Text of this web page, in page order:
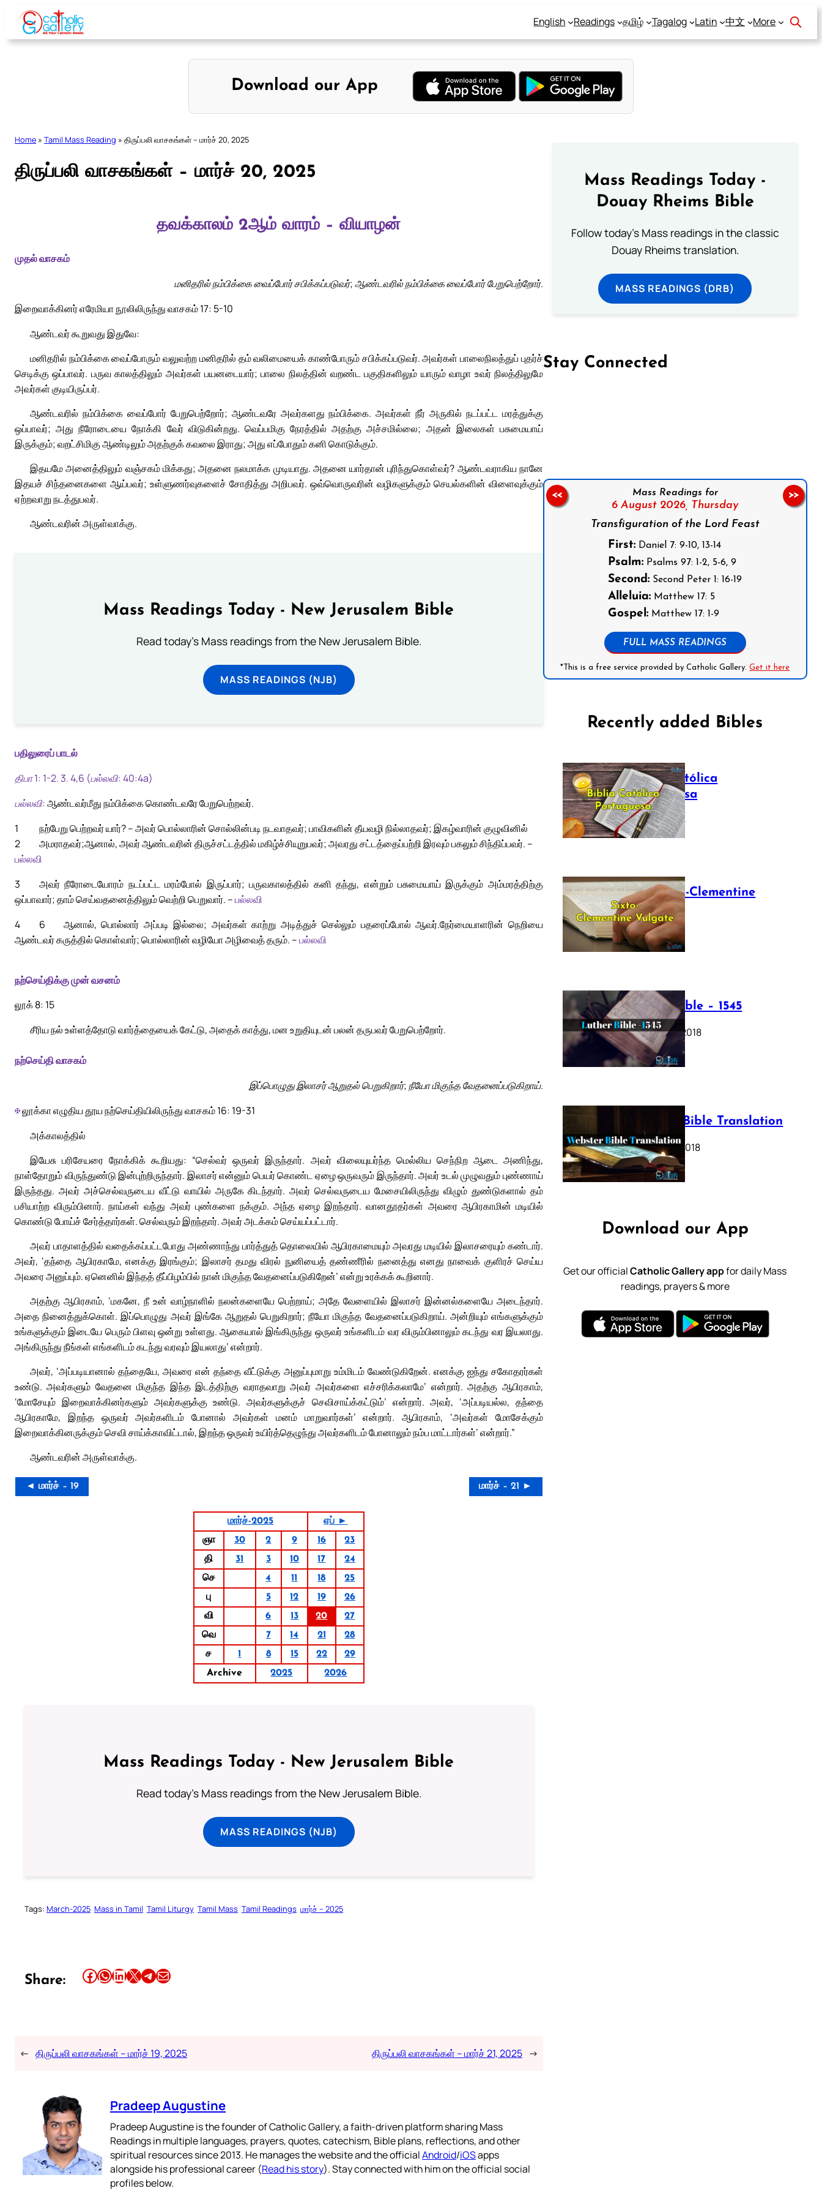
Skip
content
English Readings தமிழ் Tagalog Latin 中文 More
Download our App
Home » Tamil Mass Reading » திருப்பலி வாசகங்கள் – மார்ச் 20, 2025
திருப்பலி வாசகங்கள் – மார்ச் 20, 2025
தவக்காலம் 2ஆம் வாரம் – வியாழன்
முதல் வாசகம்
மனிதரில் நம்பிக்கை வைப்போர் சபிக்கப்படுவர்; ஆண்டவரில் நம்பிக்கை வைப்போர் பேறுபெற்றோர்.
இறைவாக்கினர் எரேமியா நூலிலிருந்து வாசகம் 17: 5-10
ஆண்டவர் கூறுவது இதுவே:
மனிதரில் நம்பிக்கை வைப்போரும் வலுவற்ற மனிதரில் தம் வலிமையைக் காண்போரும் சபிக்கப்படுவர். அவர்கள் பாலைநிலத்துப் புதர்ச்
செடிக்கு ஒப்பாவர். பருவ காலத்திலும் அவர்கள் பயனடையார்; பாலை நிலத்தின் வறண்ட பகுதிகளிலும் யாரும் வாழா உவர் நிலத்திலுமே
அவர்கள் குடியிருப்பர்.
ஆண்டவரில் நம்பிக்கை வைப்போர் பேறுபெற்றோர்; ஆண்டவரே அவர்களது நம்பிக்கை. அவர்கள் நீர் அருகில் நடப்பட்ட மரத்துக்கு
ஒப்பாவர்; அது நீரோடையை நோக்கி வேர் விடுகின்றது. வெப்பமிகு நேரத்தில் அதற்கு அச்சமில்லை; அதன் இலைகள் பசுமையாய்
இருக்கும்; வறட்சிமிகு ஆண்டிலும் அதற்குக் கவலை இராது; அது எப்போதும் கனி கொடுக்கும்.
இதயமே அனைத்திலும் வஞ்சகம் மிக்கது; அதனை நலமாக்க முடியாது. அதனை யார்தான் புரிந்துகொள்வர்? ஆண்டவராகிய நானே
இதயச் சிந்தனைகளை ஆய்பவர்; உள்ளுணர்வுகளைச் சோதித்து அறிபவர். ஒவ்வொருவரின் வழிகளுக்கும் செயல்களின் விளைவுக்கும்
ஏற்றவாறு நடத்துபவர்.
ஆண்டவரின் அருள்வாக்கு.
Mass Readings Today - New Jerusalem Bible
Read today's Mass readings from the New Jerusalem Bible.
MASS READINGS (NJB)
பதிலுரைப் பாடல்
திபா 1: 1-2. 3. 4,6 (பல்லவி: 40:4a)
பல்லவி: ஆண்டவர்மீது நம்பிக்கை கொண்டவரே பேறுபெற்றவர்.
1
நற்பேறு பெற்றவர் யார்? – அவர் பொல்லாரின் சொல்லின்படி நடவாதவர்; பாவிகளின் தீயவழி நில்லாதவர்; இகழ்வாரின் குழுவினில்
அமராதவர்;
2
ஆனால், அவர் ஆண்டவரின் திருச்சட்டத்தில் மகிழ்ச்சியுறுபவர்; அவரது சட்டத்தைப்பற்றி இரவும் பகலும் சிந்திப்பவர். –
பல்லவி
3
அவர் நீரோடையோரம் நடப்பட்ட மரம்போல் இருப்பார்; பருவகாலத்தில் கனி தந்து, என்றும் பசுமையாய் இருக்கும் அம்மரத்திற்கு
ஒப்பாவார்; தாம் செய்வதனைத்திலும் வெற்றி பெறுவார். –பல்லவி
4
ஆனால், பொல்லார் அப்படி இல்லை; அவர்கள் காற்று அடித்துச் செல்லும் பதரைப்போல் ஆவர்.
6
நேர்மையாளரின் நெறியை
ஆண்டவர் கருத்தில் கொள்வார்; பொல்லாரின் வழியோ அழிவைத் தரும். –பல்லவி
நற்செய்திக்கு முன் வசனம்
லூக் 8: 15
சீரிய நல் உள்ளத்தோடு வார்த்தையைக் கேட்டு, அதைக் காத்து, மன உறுதியுடன் பலன் தருபவர் பேறுபெற்றோர்.
நற்செய்தி வாசகம்
இப்பொழுது இலாசர் ஆறுதல் பெறுகிறார்; நீயோ மிகுந்த வேதனைப்படுகிறாய்.
✠லூக்கா எழுதிய தூய நற்செய்தியிலிருந்து வாசகம் 16: 19-31
அக்காலத்தில்
இயேசு பரிசேயரை நோக்கிக் கூறியது: “செல்வர் ஒருவர் இருந்தார். அவர் விலையுயர்ந்த மெல்லிய செந்நிற ஆடை அணிந்து,
நாள்தோறும் விருந்துண்டு இன்புற்றிருந்தார். இலாசர் என்னும் பெயர் கொண்ட ஏழை ஒருவரும் இருந்தார். அவர் உடல் முழுவதும் புண்ணாய்
இருந்தது. அவர் அச்செல்வருடைய வீட்டு வாயில் அருகே கிடந்தார். அவர் செல்வருடைய மேசையிலிருந்து விழும் துண்டுகளால் தம்
பசியாற்ற விரும்பினார். நாய்கள் வந்து அவர் புண்களை நக்கும். அந்த ஏழை இறந்தார். வானதூதர்கள் அவரை ஆபிரகாமின் மடியில்
கொண்டு போய்ச் சேர்த்தார்கள். செல்வரும் இறந்தார். அவர் அடக்கம் செய்யப்பட்டார்.
அவர் பாதாளத்தில் வதைக்கப்பட்டபோது அண்ணாந்து பார்த்துத் தொலையில் ஆபிரகாமையும் அவரது மடியில் இலாசரையும் கண்டார்.
அவர், ‘தந்தை ஆபிரகாமே, எனக்கு இரங்கும்; இலாசர் தமது விரல் நுனியைத் தண்ணீரில் நனைத்து எனது நாவைக் குளிரச் செய்ய
அவரை அனுப்பும். ஏனெனில் இந்தத் தீப்பிழம்பில் நான் மிகுந்த வேதனைப்படுகிறேன்’ என்று உரக்கக் கூறினார்.
அதற்கு ஆபிரகாம், ‘மகனே, நீ உன் வாழ்நாளில் நலன்களையே பெற்றாய்; அதே வேளையில் இலாசர் இன்னல்களையே அடைந்தார்.
அதை நினைத்துக்கொள். இப்பொழுது அவர் இங்கே ஆறுதல் பெறுகிறார்; நீயோ மிகுந்த வேதனைப்படுகிறாய். அன்றியும் எங்களுக்கும்
உங்களுக்கும் இடையே பெரும் பிளவு ஒன்று உள்ளது. ஆகையால் இங்கிருந்து ஒருவர் உங்களிடம் வர விரும்பினாலும் கடந்து வர இயலாது.
அங்கிருந்து நீங்கள் எங்களிடம் கடந்து வரவும் இயலாது’ என்றார்.
அவர், ‘அப்படியானால் தந்தையே, அவரை என் தந்தை வீட்டுக்கு அனுப்புமாறு உம்மிடம் வேண்டுகிறேன். எனக்கு ஐந்து சகோதரர்கள்
உண்டு. அவர்களும் வேதனை மிகுந்த இந்த இடத்திற்கு வராதவாறு அவர் அவர்களை எச்சரிக்கலாமே’ என்றார். அதற்கு ஆபிரகாம்,
‘மோசேயும் இறைவாக்கினர்களும் அவர்களுக்கு உண்டு. அவர்களுக்குச் செவிசாய்க்கட்டும்’ என்றார். அவர், ‘அப்படியல்ல, தந்தை
ஆபிரகாமே, இறந்த ஒருவர் அவர்களிடம் போனால் அவர்கள் மனம் மாறுவார்கள்’ என்றார். ஆபிரகாம், ‘அவர்கள் மோசேக்கும்
இறைவாக்கினருக்கும் செவி சாய்க்காவிட்டால், இறந்த ஒருவர் உயிர்த்தெழுந்து அவர்களிடம் போனாலும் நம்ப மாட்டார்கள்’ என்றார்.”
ஆண்டவரின் அருள்வாக்கு.
◄ மார்ச் – 19 மார்ச் – 21 ►
மார்ச்-2025
ஏப் ►
ஞா
30 2 9 16
23
தி
31 3 10 17
24
செ
4 11 18
25
பு
5 12 19
26
வி
6 13 20
27
வெ
7 14 21
28
ச
1 8 15 22
29
Archive
2025 2026
Mass Readings Today - New Jerusalem Bible
Read today's Mass readings from the New Jerusalem Bible.
MASS READINGS (NJB)
Tags: March-2025 Mass in Tamil Tamil Liturgy Tamil Mass Tamil Readings மார்ச் – 2025
Share: Share this article on Facebook Share this article on WhatsApp Share this article on LinkedIn Share this article on X Share this article on TelegramEmail this Article
← திருப்பலி வாசகங்கள் – மார்ச் 19, 2025 திருப்பலி வாசகங்கள் – மார்ச் 21, 2025 →
Pradeep Augustine
Pradeep Augustine is the founder of Catholic Gallery, a faith-driven platform sharing Mass
Readings in multiple languages, prayers, quotes, catechism, Bible plans, reflections, and other
spiritual resources since 2013. He manages the website and the officialAndroid/iOSapps
alongside his professional career (Read his story). Stay connected with him on the official social
profiles below.
Mass Readings Today -
Douay Rheims Bible
Follow today's Mass readings in the classic
Douay Rheims translation.
MASS READINGS (DRB)
Stay Connected
Follow us on Facebook
Mass Readings for
6 August 2026, Thursday
Transfiguration of the Lord Feast
First: Daniel 7: 9-10, 13-14
Psalm: Psalms 97: 1-2, 5-6, 9
Second: Second Peter 1: 16-19
Alleluia: Matthew 17: 5
Gospel: Matthew 17: 1-9
FULL MASS READINGS
*This is a free service provided by Catholic Gallery.Get it here
<< >>
Recently added Bibles
Bíblia Católica
Portuguesa
July 16, 2025
The Sixto-Clementine
Vulgate
July 12, 2025
Luther Bible – 1545
October 17, 2018
Webster Bible Translation
October 11, 2018
Download our App
Get our officialCatholic Gallery appfor daily Mass
readings, prayers & more